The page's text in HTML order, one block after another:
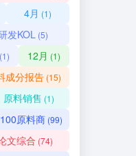
4月 (1)
发KOL (5)
(1) 12月 (1)
成分报告(15)
原料销售 (1)
原料商 (99)
文综合 (74)